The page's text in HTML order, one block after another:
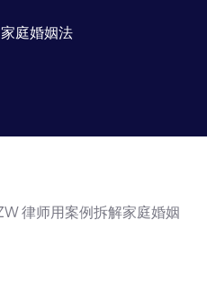
家庭婚姻法